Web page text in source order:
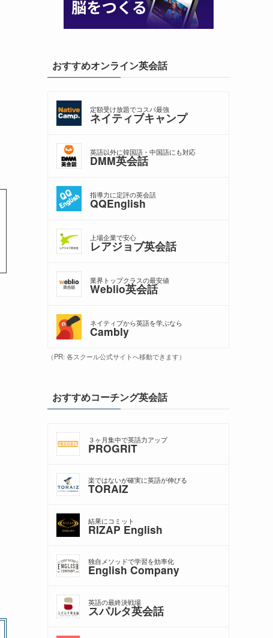
おすすめオンライン英会話
定額受け放題でコスパ最強
ネイティブキャンプ
英語以外に韓国語・中国語にも対応
DMM英会話
指導力に定評の英会話
QQEnglish
上場企業で安心
レアジョブ英会話
業界トップクラスの最安値
Weblio英会話
ネイティブから英語を学ぶなら
Cambly
（PR: 各スクール公式サイトへ移動できます）
おすすめコーチング英会話
３ヶ月集中で英語力アップ
PROGRIT
楽ではないが確実に英語が伸びる
TORAIZ
結果にコミット
RIZAP English
独自メソッドで学習を効率化
English Company
英語の最終決戦場
スパルタ英会話